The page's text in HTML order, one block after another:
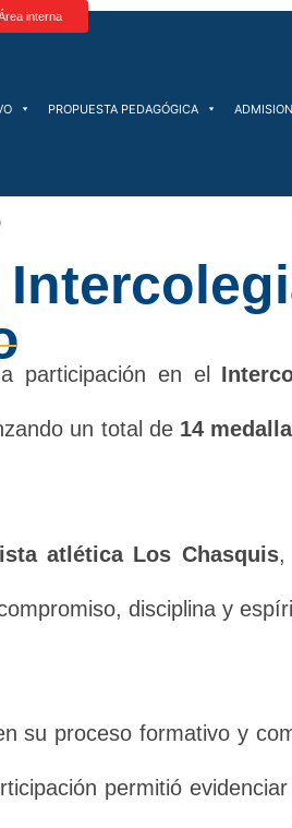
interna
PROPUESTA PEDAGÓGICA
participación en el
un total de 14
atlética Los Chasquis,
disciplina y
su proceso formativo y
permitió